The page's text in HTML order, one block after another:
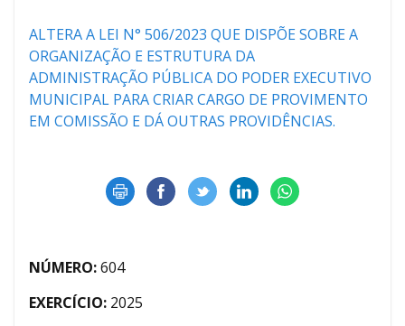
ALTERA A LEI N° 506/2023 QUE DISPÕE SOBRE A
ORGANIZAÇÃO E ESTRUTURA DA
ADMINISTRAÇÃO PÚBLICA DO PODER EXECUTIVO
MUNICIPAL PARA CRIAR CARGO DE PROVIMENTO
EM COMISSÃO E DÁ OUTRAS PROVIDÊNCIAS.
NÚMERO:604
EXERCÍCIO: 2025